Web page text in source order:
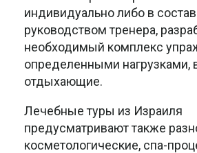
индивидуально либо в
руководством тренера,
необходимый комплекс
определенными нагрузками,
отдыхающие.
Лечебные туры из Израиля
предусматривают также
косметологические, спа-